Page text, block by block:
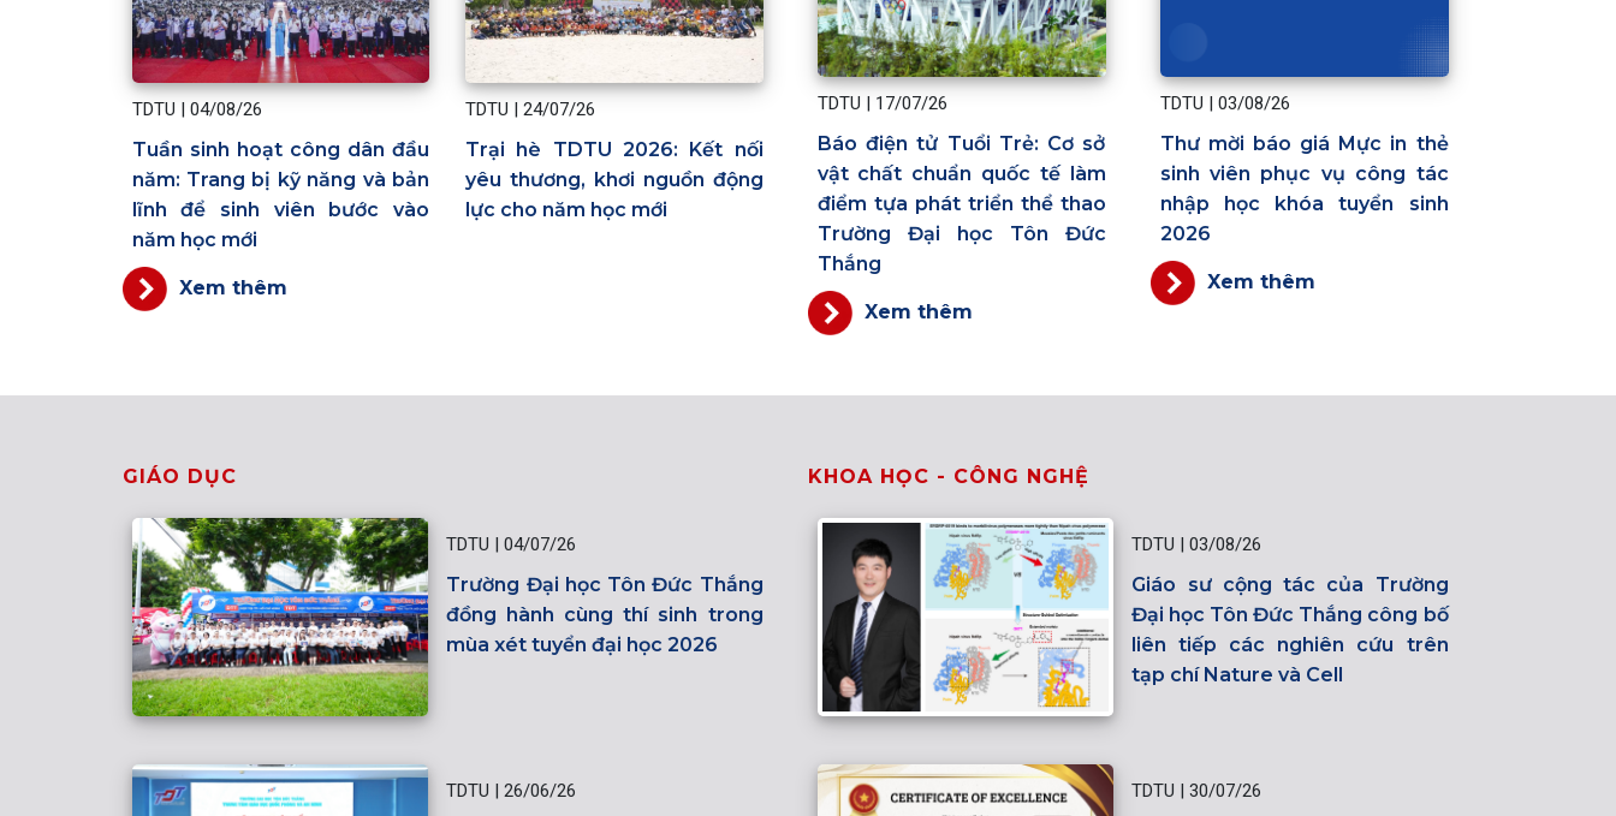
TDTU| 04/08/26
Tuần sinh hoạt công dân đầu
năm: Trang bị kỹ năng và bản
lĩnh để sinh viên bước vào
năm học mới
TDTU | 24/07/26
Trại hè TDTU 2026: Kết nối
yêu thương, khơi nguồn động
lực cho năm học mới
Xem thêm
TDTU| 17/07/26
Báo điện tử Tuổi Trẻ: Cơ sở
vật chất chuẩn quốc tế làm
điểm tựa phát triển thể thao
Trường Đại học Tôn Đức
Thắng
Xem thêm
TDTU| 03/08/26
Thư mời báo giá Mực in thẻ
sinh viên phục vụ công tác
nhập học khóa tuyển sinh
2026
Xem thêm
GIÁO DỤC
TDTU |04/07/26
Trường Đại học Tôn Đức Thắng
đồng hành cùng thí sinh trong
mùa xét tuyển đại học 2026
TDTU |26/06/26
KHOA HỌC - CÔNG NGHỆ
TDTU |03/08/26
Giáo sư cộng tác của Trường
Đại học Tôn Đức Thắng công bố
liên tiếp các nghiên cứu trên
tạp chí Nature và Cell
TDTU |30/07/26